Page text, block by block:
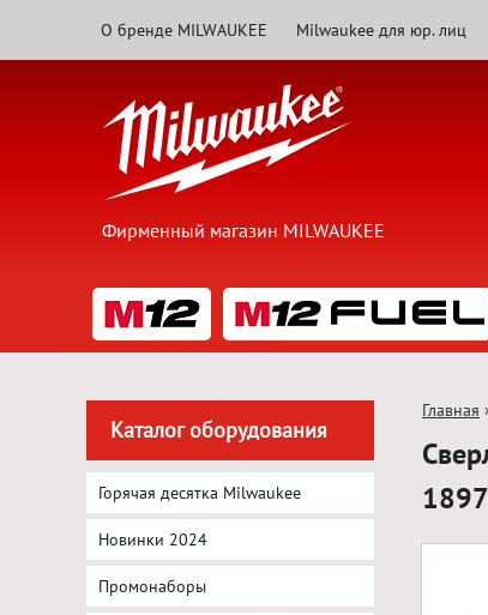
О бренде MILWAUKEE Milwaukee для юр. лиц
Фирменный магазин MILWAUKEE
Каталог оборудования
Горячая десятка Milwaukee
Новинки 2024
Промонаборы
Главная